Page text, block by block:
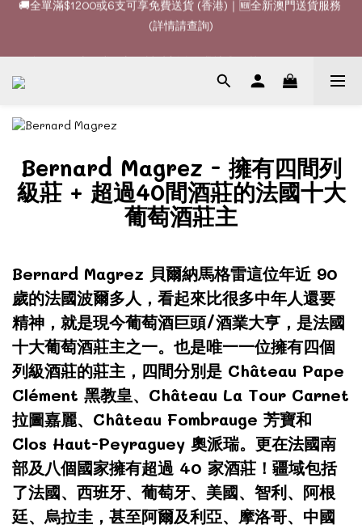
🚚全單滿$1200或6支可享免費送貨 (香港)｜🆕全新澳門送貨服務
🍷酒款、優惠經常更新，請時刻追蹤我地😊｜🤵👰Wine Couple
🚚全單滿$1200或6支可享免費送貨 (香港)｜🆕全新澳門送貨服務
Bernard Magrez - 擁有四間列
級莊 + 超過40間酒莊的法國十大
葡萄酒莊主
Bernard Magrez 貝爾納馬格雷這位年近 90
歲的法國波爾多人，看起來比很多中年人還要
精神，就是現今葡萄酒巨頭/酒業大亨，是法國
十大葡萄酒莊主之一。也是唯一一位擁有四個
列級酒莊的莊主，四間分別是 Château Pape
Clément 黑教皇、Château La Tour Carnet
拉圖嘉麗、Château Fombrauge 芳寶和
Clos Haut-Peyraguey 奧派瑞。更在法國南
部及八個國家擁有超過 40 家酒莊！疆域包括
了法國、西班牙、葡萄牙、美國、智利、阿根
廷、烏拉圭，甚至阿爾及利亞、摩洛哥、中國